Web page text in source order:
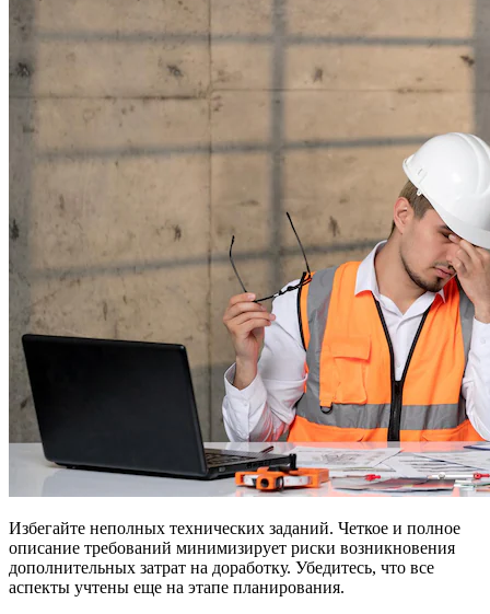
Избегайте неполных технических заданий. Четкое и полное
описание требований минимизирует риски возникновения
дополнительных затрат на доработку. Убедитесь, что все
аспекты учтены еще на этапе планирования.